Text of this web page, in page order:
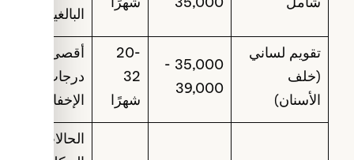
شامل 35,000 شهرًا
البالغين
تقويم لساني
(خلف
الأسنان)
35,000 -
39,000
20-
32
شهرًا
أقصى
درجات
الإخفاء
الحالات